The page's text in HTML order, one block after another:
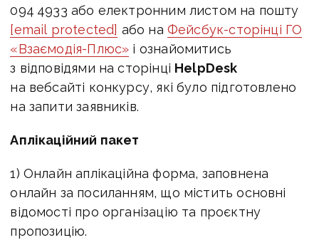
094 4933 або електронним листом на пошту
[email protected] або на Фейсбук-сторінці ГО
«Взаємодія-Плюс» і ознайомитись
з відповідями на сторінці HelpDesk
на вебсайті конкурсу, які було підготовлено
на запити заявників.
Аплікаційний пакет
1) Онлайн аплікаційна форма, заповнена
онлайн за посиланням, що містить основні
відомості про організацію та проєктну
пропозицію.